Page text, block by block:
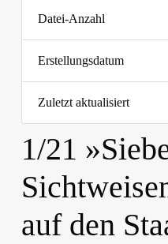
Datei-Anzahl
Erstellungsdatum
Zuletzt aktualisiert
1/21
auf den